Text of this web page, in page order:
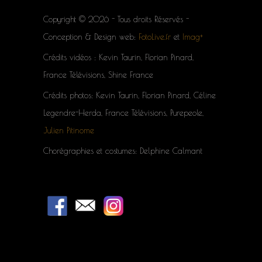
Copyright © 2026 - Tous droits Réservés -
Conception & Design web: FotoLive.fr et Imag+
Crédits vidéos : Kevin Taurin, Florian Pinard,
France Télévisions, Shine France
Crédits photos: Kevin Taurin, Florian Pinard, Céline
Legendre-Herda, France Télévisions, Purepeole,
Julien Pitinome
Chorégraphies et costumes: Delphine Calmant